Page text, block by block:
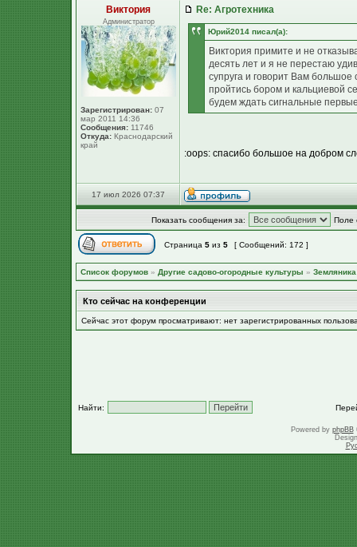
Виктория
Администратор
Зарегистрирован: 07
мар 2011 14:36
Сообщения: 11746
Откуда: Краснодарский
край
Re: Агротехника
Юpий2014 писал(а):
Виктория примите и не
десять лет и я не перестаю
супруга и говорит Вам
пройтись бором и кальциевой
будем ждать сигнальные
:oops: спасибо большое на добром
17 июл 2026 07:37
Показать сообщения за: Поле
Страница 5 из 5 [ Сообщений: 172 ]
Список форумов » Другие садово-огородные культуры »
Кто сейчас на конференции
Сейчас этот форум просматривают: нет зарегистрированных
Найти:
Powered by phpBB